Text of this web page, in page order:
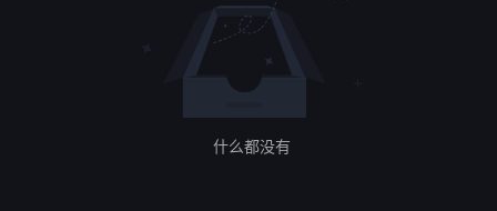
什么都没有